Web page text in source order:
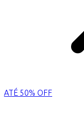
ATÉ 50% OFF